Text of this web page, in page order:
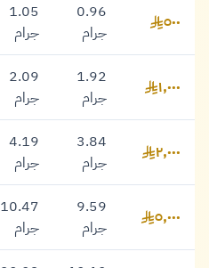
٥٠٠ ريال
٥٠٠
0.96
جرام
1.05
جرام
١,٠٠٠ ريال
١,٠٠٠
1.92
جرام
2.09
جرام
٢,٠٠٠ ريال
٢,٠٠٠
3.84
جرام
4.19
جرام
٥,٠٠٠ ريال
٥,٠٠٠
9.59
جرام
10.47
جرام